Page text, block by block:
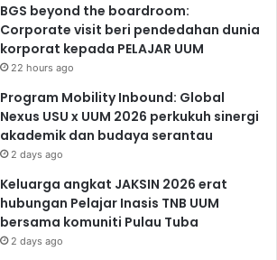
BGS beyond the boardroom:
Corporate visit beri pendedahan dunia
korporat kepada PELAJAR UUM
22 hours ago
Program Mobility Inbound: Global
Nexus USU x UUM 2026 perkukuh sinergi
akademik dan budaya serantau
2 days ago
Keluarga angkat JAKSIN 2026 erat
hubungan Pelajar Inasis TNB UUM
bersama komuniti Pulau Tuba
2 days ago